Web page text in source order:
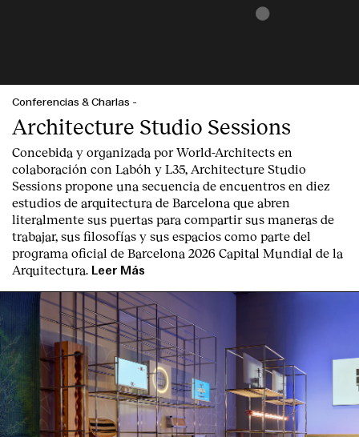
Clientes
Conferencias & Charlas -
Architecture Studio Sessions
Concebida y organizada por World-Architects en
colaboración con Labóh y L35, Architecture Studio
Sessions propone una secuencia de encuentros en diez
estudios de arquitectura de Barcelona que abren
literalmente sus puertas para compartir sus maneras de
trabajar, sus filosofías y sus espacios como parte del
programa oficial de Barcelona 2026 Capital Mundial de la
Arquitectura.
Leer Más